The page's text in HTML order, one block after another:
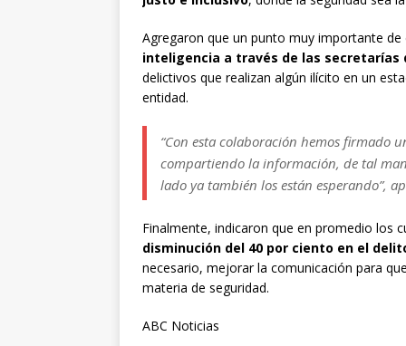
Agregaron que un punto muy importante
inteligencia a través de las secretarías
delictivos que realizan algún ilícito en un
entidad.
“Con esta colaboración hemos firmado
compartiendo la información, de tal
lado ya también los están esperando”,
Finalmente, indicaron que en promedio los
disminución del 40 por ciento en el
necesario, mejorar la comunicación para
materia de seguridad.
ABC Noticias